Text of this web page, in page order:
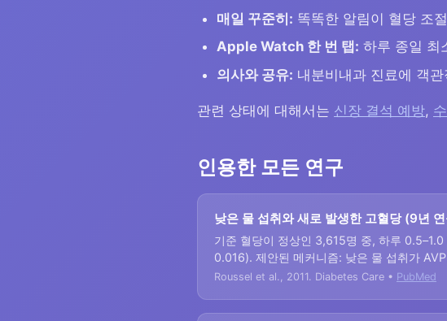
매일 꾸준히: 똑똑한 알림이 혈당 조
Apple Watch 한 번 탭: 하루 종일 최
의사와 공유: 내분비내과 진료에 객
관련 상태에 대해서는 신장 결석 예방,
인용한 모든 연구
낮은 물 섭취와 새로 발생한 고혈당 (9년
기준 혈당이 정상인 3,615명 중, 하루
0.016). 제안된 메커니즘: 낮은 물 섭취가
Roussel et al., 2011. Diabetes Care • PubMed